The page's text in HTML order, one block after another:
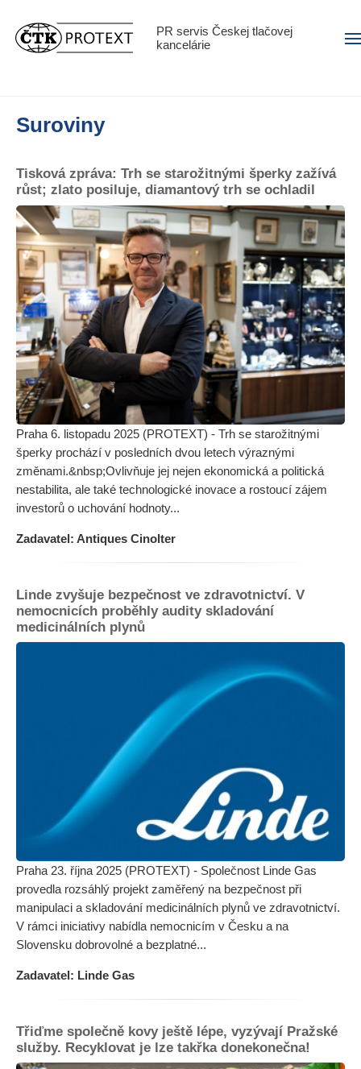
PR servis Českej tlačovej
kancelárie
Suroviny
Tisková zpráva: Trh se starožitnými šperky zažívá
růst; zlato posiluje, diamantový trh se ochladil
Praha 6. listopadu 2025 (PROTEXT) - Trh se starožitnými
šperky prochází v posledních dvou letech výraznými
změnami.&nbsp;Ovlivňuje jej nejen ekonomická a politická
nestabilita, ale také technologické inovace a rostoucí zájem
investorů o uchování hodnoty...
Zadavatel: Antiques Cinolter
Linde zvyšuje bezpečnost ve zdravotnictví. V
nemocnicích proběhly audity skladování
medicinálních plynů
Praha 23. října 2025 (PROTEXT) - Společnost Linde Gas
provedla rozsáhlý projekt zaměřený na bezpečnost při
manipulaci a skladování medicinálních plynů ve zdravotnictví.
V rámci iniciativy nabídla nemocnicím v Česku a na
Slovensku dobrovolné a bezplatné...
Zadavatel: Linde Gas
Třiďme společně kovy ještě lépe, vyzývají Pražské
služby. Recyklovat je lze takřka donekonečna!